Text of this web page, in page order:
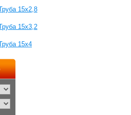
15х2,8
15х3,2
15х4